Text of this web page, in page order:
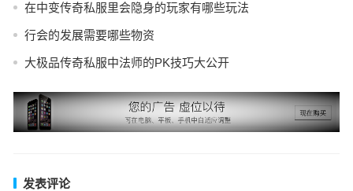
在中变传奇私服里会隐身的玩家有哪些玩法
行会的发展需要哪些物资
大极品传奇私服中法师的PK技巧大公开
发表评论